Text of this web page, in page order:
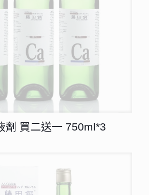
劑 買二送一 750ml*3